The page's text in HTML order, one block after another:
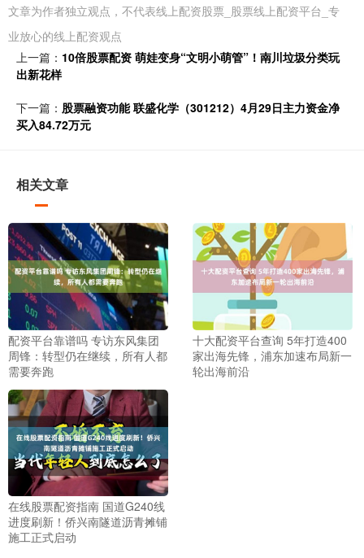
文章为作者独立观点，不代表线上配资股票_股票线上配资平台_专
业放心的线上配资观点
上一篇： 10倍股票配资 萌娃变身“文明小萌管”！南川垃圾分类玩
出新花样
下一篇： 股票融资功能 联盛化学（301212）4月29日主力资金净
买入84.72万元
相关文章
配资平台靠谱吗 专访东风集团
周锋：转型仍在继续，所有人都
需要奔跑
十大配资平台查询 5年打造400
家出海先锋，浦东加速布局新一
轮出海前沿
在线股票配资指南 国道G240线
进度刷新！侨兴南隧道沥青摊铺
施工正式启动